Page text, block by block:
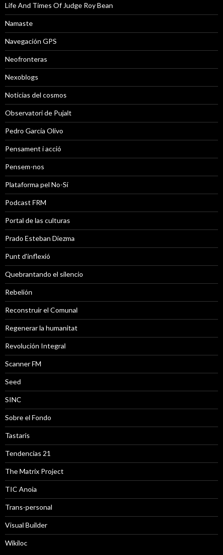
Life And Times Of Judge Roy Bean
Namaste
Navegación GPS
Neofronteras
Nexoblogs
Noticias del cosmos
Observatori de Pujalt
Pedro García Olivo
Pensament i acció
Pensem-nos
Plataforma pel No-Sí
Podcast FRM
Portal de las culturas
Prado Esteban Diezma
Punt d'inflexió
Quebrantando el silencio
Rebelión
Reconstruir el Comunal
Regenerar la humanitat
Revolución Integral
Scanner FM
Seed
SINC
Sobre el Fondo
Tastaris
Tendencias 21
The Matrix Project
TIC Anoia
Trans-personal
Visual Builder
Wikiloc